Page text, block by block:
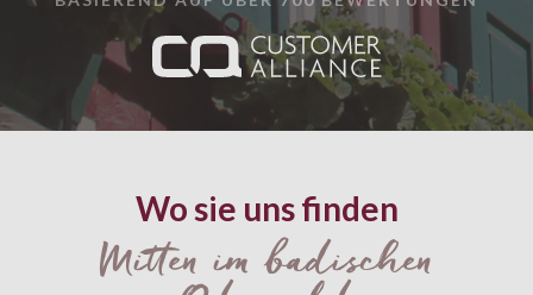
Wo sie uns finden
Mitten im badischen